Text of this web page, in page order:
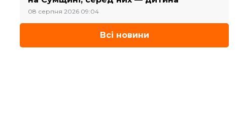
08 серпня 2026 09:04
Всі новини